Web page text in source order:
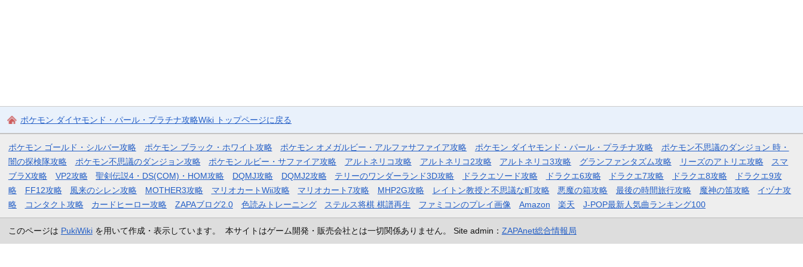
ポケモン ダイヤモンド・パール・プラチナ攻略Wiki トップページに戻る
ポケモン ゴールド・シルバー攻略 ポケモン ブラック・ホワイト攻略 ポケモン オメガルビー・アルファサファイア攻略 ポケモン ダイヤモンド・パール・プラチナ攻略
ポケモン不思議のダンジョン 時・
闇の探検隊攻略
ポケモン不思議のダンジョン攻略 ポケモン ルビー・サファイア攻略 アルトネリコ攻略 アルトネリコ2攻略 アルトネリコ3攻略 グランファンタズム攻略 リーズのアトリエ攻略
スマ
ブラX攻略
VP2攻略 聖剣伝説4・DS(COM)・HOM攻略 DQMJ攻略 DQMJ2攻略 テリーのワンダーランド3D攻略 ドラクエソード攻略 ドラクエ6攻略 ドラクエ7攻略 ドラクエ8攻略
ドラクエ9攻
略
FF12攻略 風来のシレン攻略 MOTHER3攻略 マリオカートWii攻略 マリオカート7攻略 MHP2G攻略 レイトン教授と不思議な町攻略 悪魔の箱攻略 最後の時間旅行攻略 魔神の笛攻略
イヅナ攻
略
コンタクト攻略 カードヒーロー攻略 ZAPAブログ2.0 色読みトレーニング ステルス将棋 棋譜再生 ファミコンのプレイ画像 Amazon 楽天 J-POP最新人気曲ランキング100
このページは PukiWikiを用いて作成・表示しています。 本サイトはゲーム開発・販売会社とは一切関係ありません。 Site admin： ZAPAnet総合情報局